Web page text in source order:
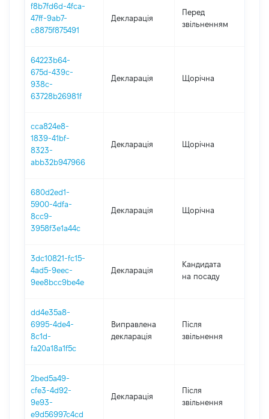
f8b7fd6d-4fca-
47ff-9ab7-
c8875f875491
Декларація
Перед
звільненням
64223b64-
675d-439c-
938c-
63728b26981f
Декларація Щорічна
cca824e8-
1839-41bf-
8323-
abb32b947966
Декларація Щорічна
680d2ed1-
5900-4dfa-
8cc9-
3958f3e1a44c
Декларація Щорічна
3dc10821-fc15-
4ad5-9eec-
9ee8bcc9be4e
Декларація
Кандидата
на посаду
dd4e35a8-
6995-4de4-
8c1d-
fa20a18a1f5c
Виправлена
декларація
Після
звільнення
2bed5a49-
cfe3-4d92-
9e93-
e9d56997c4cd
Декларація
Після
звільнення